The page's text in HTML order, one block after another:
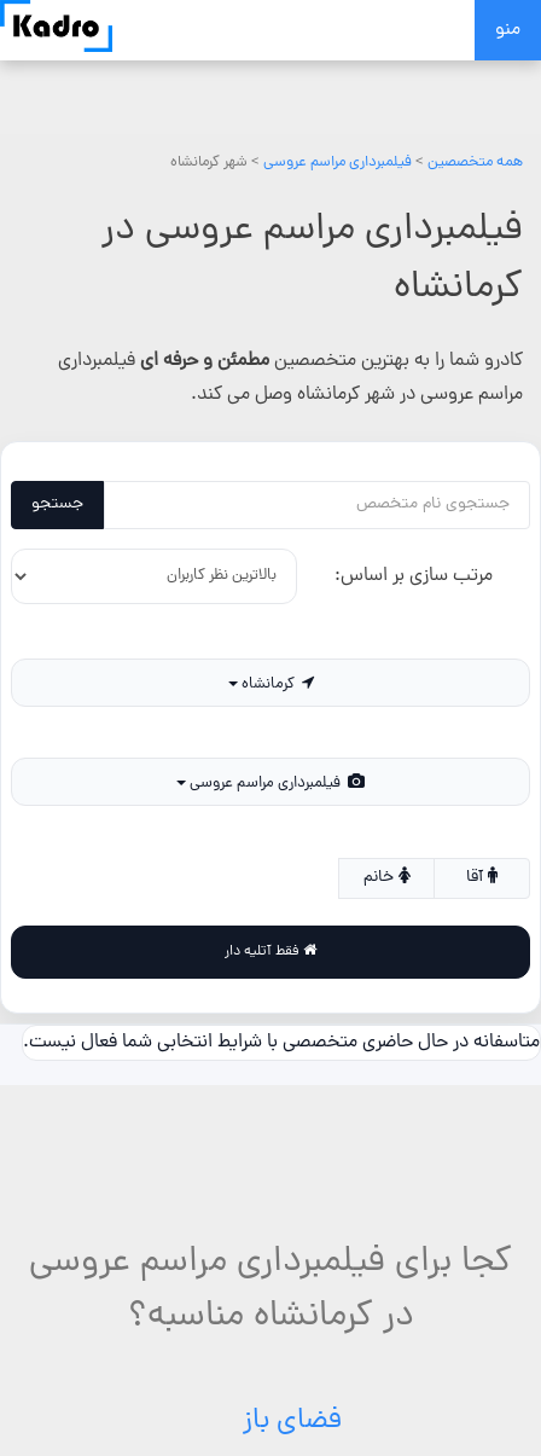
Skip
منو
همه متخصصین >فیلمبرداری مراسم عروسی > شهر کرمانشاه
فیلمبرداری مراسم عروسی در
کرمانشاه
کادرو شما را به بهترین متخصصینمطمئن و حرفه ایفیلمبرداری
مراسم عروسی در شهر کرمانشاه وصل می کند.
جستجو
مرتب سازی بر اساس:
کرمانشاه
خانم
متاسفانه در حال حاضری متخصصی با شرایط انتخابی شما فعال نیست.
کجا برای فیلمبرداری مراسم عروسی
در کرمانشاه مناسبه؟
فضای باز